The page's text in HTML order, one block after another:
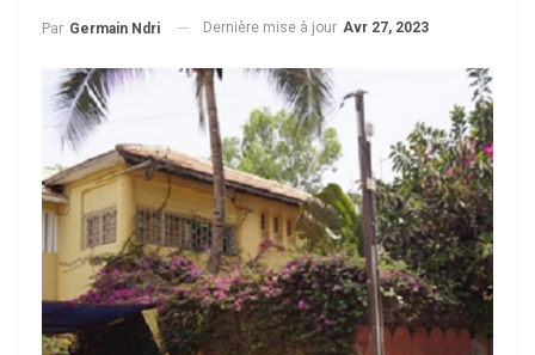
Par Germain Ndri Dernière mise à jour Avr 27, 2023